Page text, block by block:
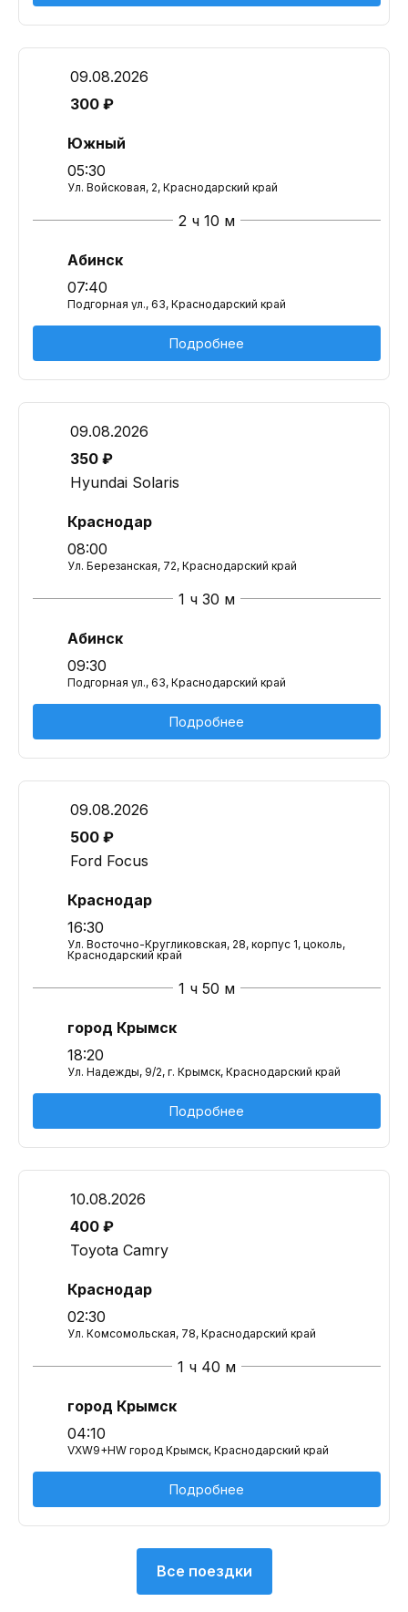
09.08.2026
300 ₽
Южный
05:30
Ул. Войсковая, 2, Краснодарский край
2 ч 10 м
Абинск
07:40
Подгорная ул., 63, Краснодарский край
Подробнее
09.08.2026
350 ₽
Hyundai Solaris
Краснодар
08:00
Ул. Березанская, 72, Краснодарский край
1 ч 30 м
Абинск
09:30
Подгорная ул., 63, Краснодарский край
Подробнее
09.08.2026
500 ₽
Ford Focus
Краснодар
16:30
Ул. Восточно-Кругликовская, 28, корпус 1, цоколь,
Краснодарский край
1 ч 50 м
город Крымск
18:20
Ул. Надежды, 9/2, г. Крымск, Краснодарский край
Подробнее
10.08.2026
400 ₽
Toyota Camry
Краснодар
02:30
Ул. Комсомольская, 78, Краснодарский край
1 ч 40 м
город Крымск
04:10
VXW9+HW город Крымск, Краснодарский край
Подробнее
Все поездки